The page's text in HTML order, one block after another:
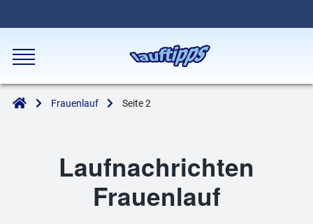
Frauenlauf Seite 2
Laufnachrichten
Frauenlauf